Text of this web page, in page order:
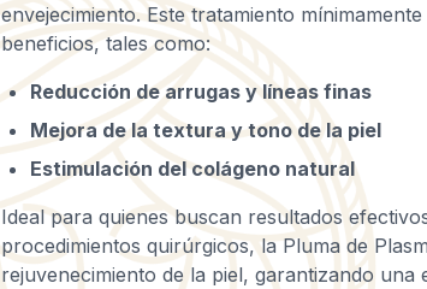
envejecimiento. Este tratamiento
beneficios, tales como:
Reducción de arrugas y líneas finas
Mejora de la textura y tono de la piel
Estimulación del colágeno natural
Ideal para quienes buscan resultados
procedimientos quirúrgicos, la Pluma de
rejuvenecimiento de la piel, garantizando una